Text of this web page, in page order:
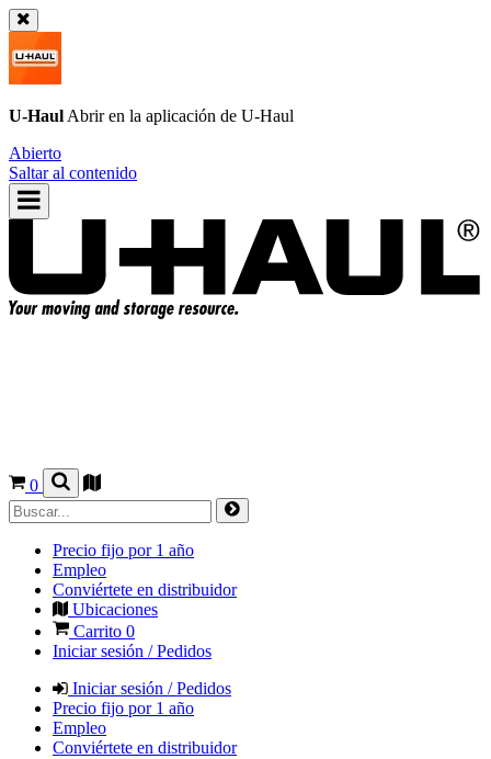
U-Haul Abrir en la aplicación de U-Haul
Abierto
Saltar al contenido
0
Precio fijo por 1 año
Empleo
Conviértete en distribuidor
Ubicaciones
Carrito 0
Iniciar sesión / Pedidos
Iniciar sesión / Pedidos
Precio fijo por 1 año
Empleo
Conviértete en distribuidor